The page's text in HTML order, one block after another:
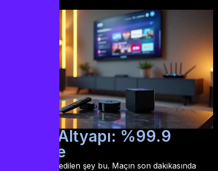
Teknik Altyapı: %99.9
Stabilite
En çok merak edilen şey bu. Maçın son dakikasında